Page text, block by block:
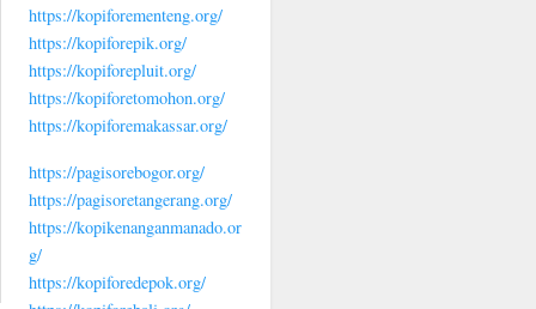
https://kopiforementeng.org/
https://kopiforepik.org/
https://kopiforepluit.org/
https://kopiforetomohon.org/
https://kopiforemakassar.org/
https://pagisorebogor.org/
https://pagisoretangerang.org/
https://kopikenanganmanado.or
g/
https://kopiforedepok.org/